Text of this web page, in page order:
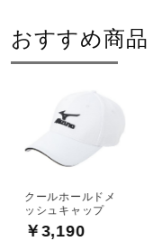
F（56-60cm）
カラー
01：ホワイト
09：ブラック
14：ネイビー
おすすめ商品
クールホールドメ
ッシュキャップ
￥3,190